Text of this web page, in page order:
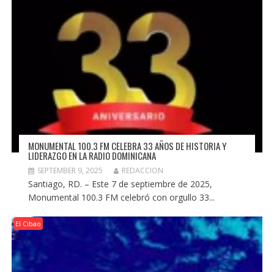
MONUMENTAL 100.3 FM CELEBRA 33 AÑOS DE HISTORIA Y
LIDERAZGO EN LA RADIO DOMINICANA
SEPTEMBER 9, 2025 REDACCION
Santiago, RD. – Este 7 de septiembre de 2025,
Monumental 100.3 FM celebró con orgullo 33...
El Cibao